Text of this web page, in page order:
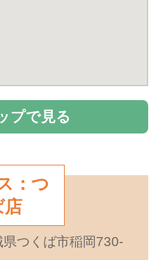
プで見る
：つ
店
つくば市稲岡730-